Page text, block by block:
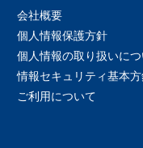
会社概要
個人情報保護方針
個人情報の取り扱いに
情報セキュリティ基本
ご利用について